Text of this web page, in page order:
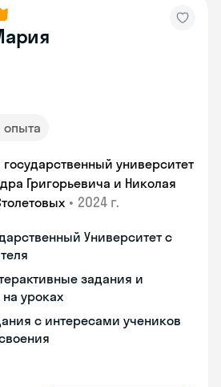
опыта
университет
Григорьевича и Николая
• 2024 г.
Университет с
задания и
уроках
с интересами учеников